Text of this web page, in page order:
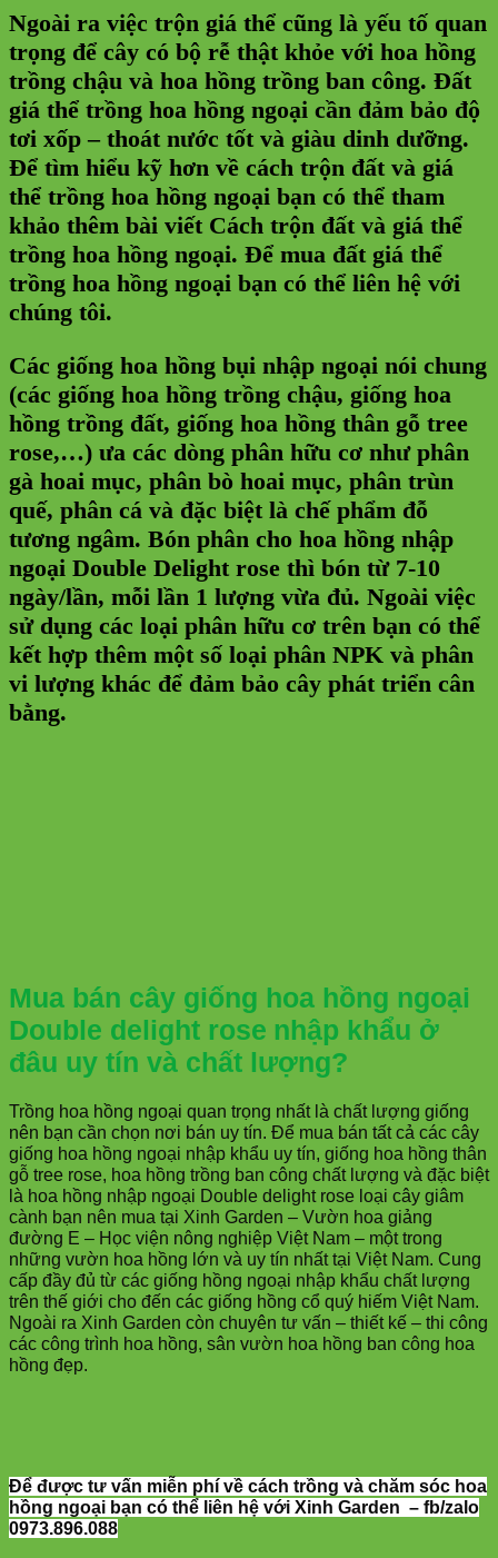
Ngoài ra việc trộn giá thể cũng là yếu tố quan
trọng để cây có bộ rễ thật khỏe với hoa hồng
trồng chậu và hoa hồng trồng ban công. Đất
giá thể trồng hoa hồng ngoại cần đảm bảo độ
tơi xốp – thoát nước tốt và giàu dinh dưỡng.
Để tìm hiểu kỹ hơn về cách trộn đất và giá
thể trồng hoa hồng ngoại bạn có thể tham
khảo thêm bài viết Cách trộn đất và giá thể
trồng hoa hồng ngoại. Để mua đất giá thể
trồng hoa hồng ngoại bạn có thể liên hệ với
chúng tôi.
Các giống hoa hồng bụi nhập ngoại nói chung
(các giống hoa hồng trồng chậu, giống hoa
hồng trồng đất, giống hoa hồng thân gỗ tree
rose,…) ưa các dòng phân hữu cơ như phân
gà hoai mục, phân bò hoai mục, phân trùn
quế, phân cá và đặc biệt là chế phẩm đỗ
tương ngâm. Bón phân cho hoa hồng nhập
ngoại Double Delight rose thì bón từ 7-10
ngày/lần, mỗi lần 1 lượng vừa đủ. Ngoài việc
sử dụng các loại phân hữu cơ trên bạn có thể
kết hợp thêm một số loại phân NPK và phân
vi lượng khác để đảm bảo cây phát triển cân
bằng.
Mua bán cây giống hoa hồng ngoại
Double delight rose nhập khẩu ở
đâu uy tín và chất lượng?
Trồng hoa hồng ngoại quan trọng nhất là chất lượng giống
nên bạn cần chọn nơi bán uy tín. Để mua bán tất cả các cây
giống hoa hồng ngoại nhập khẩu uy tín, giống hoa hồng thân
gỗ tree rose, hoa hồng trồng ban công chất lượng và đặc biệt
là hoa hồng nhập ngoại Double delight rose loại cây giâm
cành bạn nên mua tại Xinh Garden – Vườn hoa giảng
đường E – Học viện nông nghiệp Việt Nam – một trong
những vườn hoa hồng lớn và uy tín nhất tại Việt Nam. Cung
cấp đầy đủ từ các giống hồng ngoại nhập khẩu chất lượng
trên thế giới cho đến các giống hồng cổ quý hiếm Việt Nam.
Ngoài ra Xinh Garden còn chuyên tư vấn – thiết kế – thi công
các công trình hoa hồng, sân vườn hoa hồng ban công hoa
hồng đẹp.
Để được tư vấn miễn phí về cách trồng và chăm sóc hoa
hồng ngoại bạn có thể liên hệ với Xinh Garden – fb/zalo
0973.896.088